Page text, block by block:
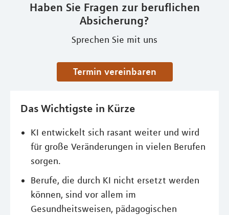
Haben Sie Fragen zur beruflichen
Absicherung?
Sprechen Sie mit uns
Termin vereinbaren
Das Wichtigste in Kürze
KI entwickelt sich rasant weiter und wird
für große Veränderungen in vielen Berufen
sorgen.
Berufe, die durch KI nicht ersetzt werden
können, sind vor allem im
Gesundheitsweisen, pädagogischen